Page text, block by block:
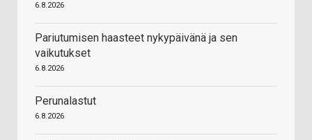
6.8.2026
Pariutumisen haasteet nykypäivänä ja sen
vaikutukset
6.8.2026
Perunalastut
6.8.2026